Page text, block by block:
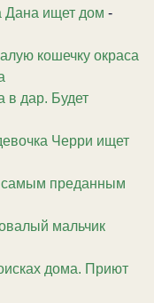
Дана ищет дом -
кошечку окраса
в дар. Будет
Черри ищет
самым преданным
мальчик
дома. Приют